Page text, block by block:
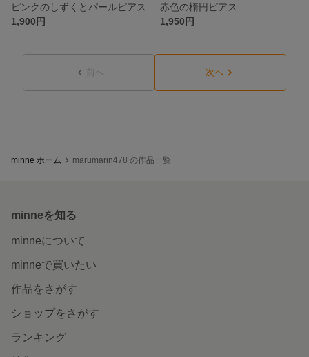
ピンクのしずくとパールピアス
1,900円
赤色の楕円ピアス
1,950円
前へ 次へ
minne ホーム marumarin478 の作品一覧
minneを知る
minneについて
minneで買いたい
作品をさがす
ショップをさがす
ランキング